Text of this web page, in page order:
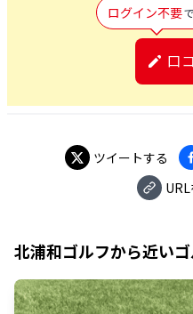
ログイン不要
口
ツイートする
北浦和ゴルフから近い